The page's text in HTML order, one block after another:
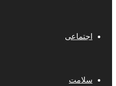
اجتماعی
سلامت